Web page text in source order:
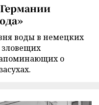
воды в немецких
о